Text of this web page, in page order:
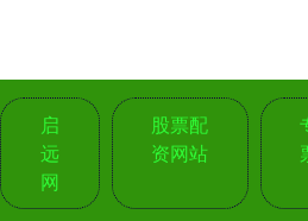
启
远
网
股票配
资网站